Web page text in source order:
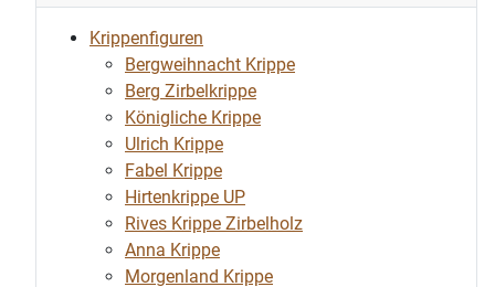
Krippenfiguren
Bergweihnacht Krippe
Berg Zirbelkrippe
Königliche Krippe
Ulrich Krippe
Fabel Krippe
Hirtenkrippe UP
Rives Krippe Zirbelholz
Anna Krippe
Morgenland Krippe